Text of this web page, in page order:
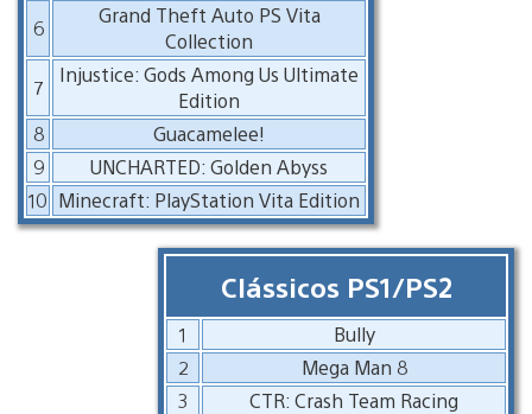
6
Grand Theft Auto PS Vita
Collection
7
Injustice: Gods Among Us Ultimate
Edition
8
Guacamelee!
9
UNCHARTED: Golden Abyss
10 Minecraft: PlayStation Vita Edition
Clássicos PS1/PS2
1
Bully
2
Mega Man 8
3
CTR: Crash Team Racing